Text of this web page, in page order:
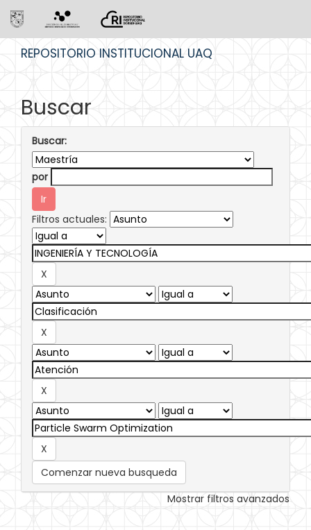
REPOSITORIO INSTITUCIONAL UAQ
Buscar
Buscar:
por
Filtros actuales:
Comenzar nueva busqueda
Mostrar filtros avanzados